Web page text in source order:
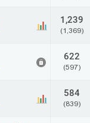
1,239
(1,369)
622
(597)
584
(839)